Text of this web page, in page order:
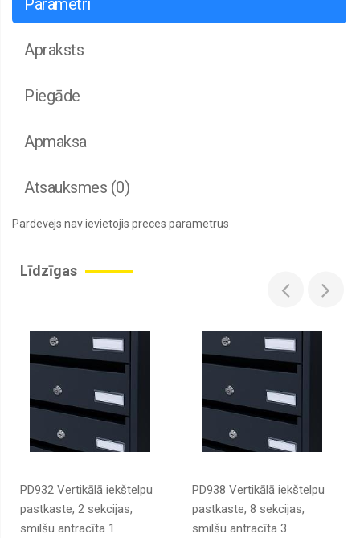
Parametri
Apraksts
Piegāde
Apmaksa
Atsauksmes (0)
Pardevējs nav ievietojis preces parametrus
Līdzīgas
PD932 Vertikālā iekštelpu
pastkaste, 2 sekcijas,
smilšu antracītа 1
PD938 Vertikālā iekštelpu
pastkaste, 8 sekcijas,
smilšu antracītа 3